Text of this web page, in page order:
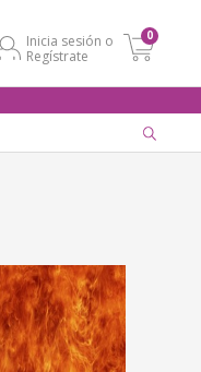
Inicia sesión o
Regístrate
0